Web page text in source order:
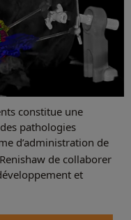
constitue une
pathologies
d’administration de
de collaborer
et